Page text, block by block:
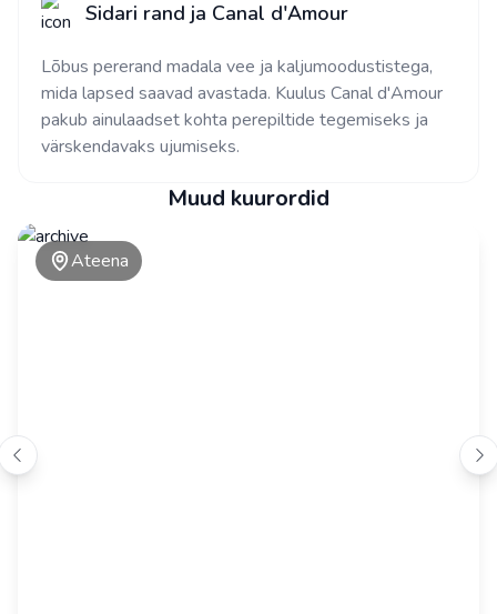
Sidari rand ja Canal d'Amour
Lõbus pererand madala vee ja kaljumoodustistega,
mida lapsed saavad avastada. Kuulus Canal d'Amour
pakub ainulaadset kohta perepiltide tegemiseks ja
värskendavaks ujumiseks.
Muud kuurordid
Ateena